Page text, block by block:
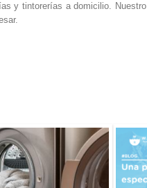
y tintorerías a domicilio.